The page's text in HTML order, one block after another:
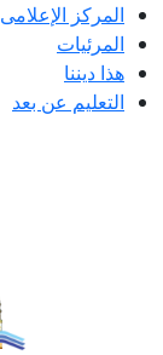
المركز الإعلامى
المرئيات
هذا ديننا
التعليم عن بعد